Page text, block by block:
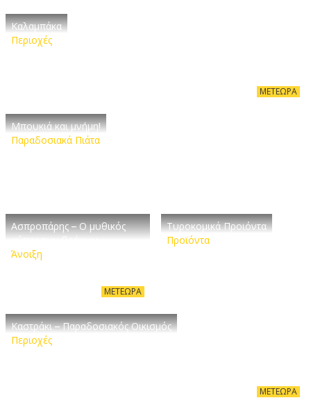
Καλαμπάκα
Περιοχές
ΜΕΤΈΩΡΑ
Μπουκιά και μνήμη!
Παραδοσιακά Πιάτα
Ασπροπάρης – Ο μυθικός
Άνοιξη
ΜΕΤΈΩΡΑ
Καστράκι – Παραδοσιακός Οικισμός
Περιοχές
ΜΕΤΈΩΡΑ
Τυροκομικά Προιόντα
Προϊόντα